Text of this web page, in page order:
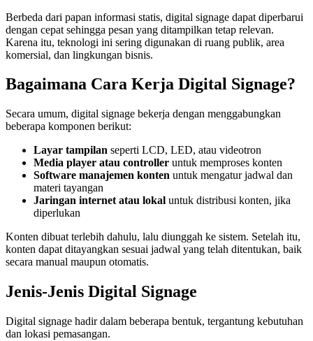
Berbeda dari papan informasi statis, digital signage dapat diperbarui
dengan cepat sehingga pesan yang ditampilkan tetap relevan.
Karena itu, teknologi ini sering digunakan di ruang publik, area
komersial, dan lingkungan bisnis.
Bagaimana Cara Kerja Digital Signage?
Secara umum, digital signage bekerja dengan menggabungkan
beberapa komponen berikut:
Layar tampilan seperti LCD, LED, atau videotron
Media player atau controller untuk memproses konten
Software manajemen konten untuk mengatur jadwal dan
materi tayangan
Jaringan internet atau lokal untuk distribusi konten, jika
diperlukan
Konten dibuat terlebih dahulu, lalu diunggah ke sistem. Setelah itu,
konten dapat ditayangkan sesuai jadwal yang telah ditentukan, baik
secara manual maupun otomatis.
Jenis-Jenis Digital Signage
Digital signage hadir dalam beberapa bentuk, tergantung kebutuhan
dan lokasi pemasangan.